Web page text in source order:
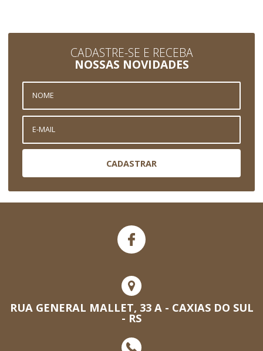
CADASTRE-SE E RECEBA
NOSSAS NOVIDADES
CADASTRAR
RUA GENERAL MALLET, 33 A - CAXIAS DO SUL
- RS